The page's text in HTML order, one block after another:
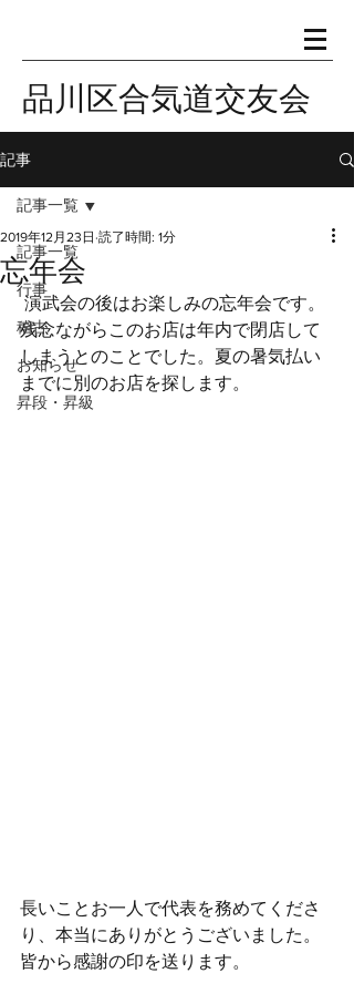
品川区合気道交友会
記事
記事一覧
行事
稽古
お知らせ
昇段・昇級
記事一覧
忘年会
2019年12月23日 読了時間: 1分
演武会の後はお楽しみの忘年会です。
残念ながらこのお店は年内で閉店して
しまうとのことでした。夏の暑気払い
までに別のお店を探します。
長いことお一人で代表を務めてくださ
り、本当にありがとうございました。
皆から感謝の印を送ります。